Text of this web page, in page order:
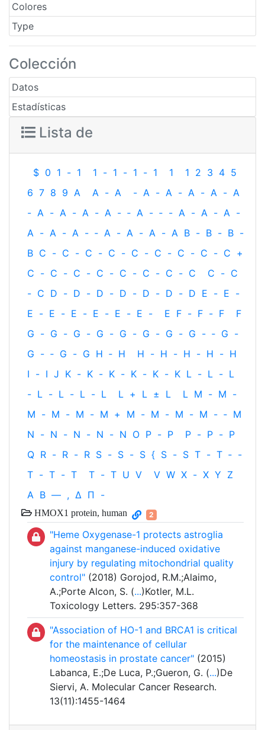
Colores
Type
Colección
Datos
Estadísticas
Lista de
$ 0 1 - 1 1 - 1 - 1 - 1 1 1 2 3 4 5
6 7 8 9 A A - A - A - A - A - A - A
- A - A - A - A - ‐ A - ‐ - A - A - A -
A - A - A - ‐ A - A - A - A B - B - B -
B C - C - C - C - C - C - C - C - C +
C - C - C - C - C - C - C - C C - C
- C D - D - D - D - D - D - D E - E -
E - E - E - E - E - E - E F - F - F
F
G - G - G - G - G - G - G - G - ‐ G -
G - ‐ G - G H ‐ H H - H - H - H - H
I - I J K - K - K - K - K - K L - L - L
- L - L - L - L L + L ± L L M - M -
M - M - M - M + M - M - M - M - ‐ M
N - N - N - N - N O P - P P - P - P
Q R - R - R S - S - S { S - S T - T ‐ -
T - T - T T - T U V V W X - X Y Z
Α Β — , Δ Π -
HMOX1 protein, human 2
"Heme Oxygenase-1 protects astroglia
against manganese-induced oxidative
injury by regulating mitochondrial quality
control" (2018) Gorojod, R.M.;Alaimo,
A.;Porte Alcon, S. (...)Kotler, M.L.
Toxicology Letters. 295:357-368
"Association of HO-1 and BRCA1 is critical
for the maintenance of cellular
homeostasis in prostate cancer" (2015)
Labanca, E.;De Luca, P.;Gueron, G. (...)De
Siervi, A. Molecular Cancer Research.
13(11):1455-1464